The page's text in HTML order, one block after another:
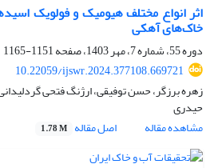
اثر انواع مختلف هیومیک و فولویک
خاک‌های آهکی
دوره 55، شماره 7، مهر 1403، صفحه
1151-1165
10.22059/ijswr.2024.377108.669721
زهره برزگر، حسن توفیقی، ارژنگ فتحی
حیدری
مشاهده مقاله
اصل مقاله 1.78 M